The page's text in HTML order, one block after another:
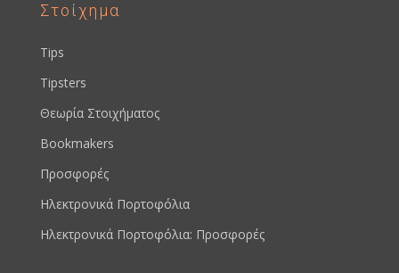
Στοίχημα
Tips
Tipsters
Θεωρία Στοιχήματος
Bookmakers
Προσφορές
Ηλεκτρονικά Πορτοφόλια
Ηλεκτρονικά Πορτοφόλια: Προσφορές